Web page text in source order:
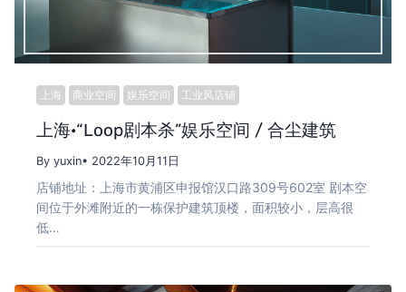
上海 商业空间 娱乐空间 工业风店铺
上海·“Loop剧本杀”娱乐空间 / 合尘建筑
By yuxin• 2022年10月11日
店铺地址：上海市黄浦区申报馆汉口路309号602室 剧本空
间位于外滩附近的一栋保护建筑顶楼，面积较小，层高很
低…